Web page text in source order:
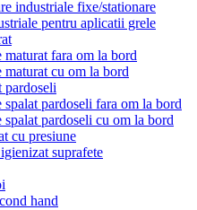
industriale fixe/stationare
pentru aplicatii grele
maturat fara om la bord
maturat cu om la bord
pardoseli
spalat pardoseli fara om la bord
spalat pardoseli cu om la bord
cu presiune
suprafete
hand